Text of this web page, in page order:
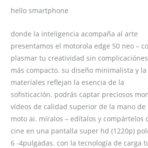
hello smartphone
donde la inteligencia acompaña al arte
presentamos el motorola edge 50 neo –
plasmar tu creatividad sin
más compacto. su diseño minimalista y
materíales reflejan la esencia de la
sofisticación. podrás captar preciosos
vídeos de calidad superior de la mano de
moto ai. míralos – edítalos y compártelos
cine en una pantalla super hd (1220p)
6 -4pulgadas. con la tecnología de carga